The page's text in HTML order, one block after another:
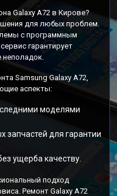
Galaxy A72 в Кирове?
для любых проблем.
с программным
гарантирует
неполадок.
Samsung Galaxy A72,
аспекты:
моделями
запчастей для гарантии
ущерба качеству.
подход
Ремонт Galaxy A72